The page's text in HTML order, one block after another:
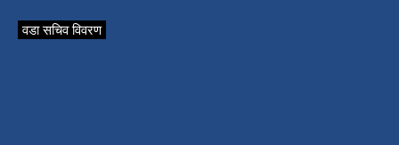
वडा सचिव विवरण